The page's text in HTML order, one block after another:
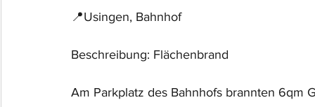
📍Usingen, Bahnhof
Beschreibung: Flächenbrand
Am Parkplatz des Bahnhofs brannten 6qm